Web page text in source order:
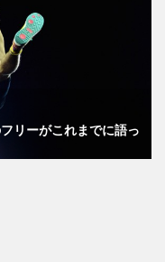
リーがこれまでに語っ